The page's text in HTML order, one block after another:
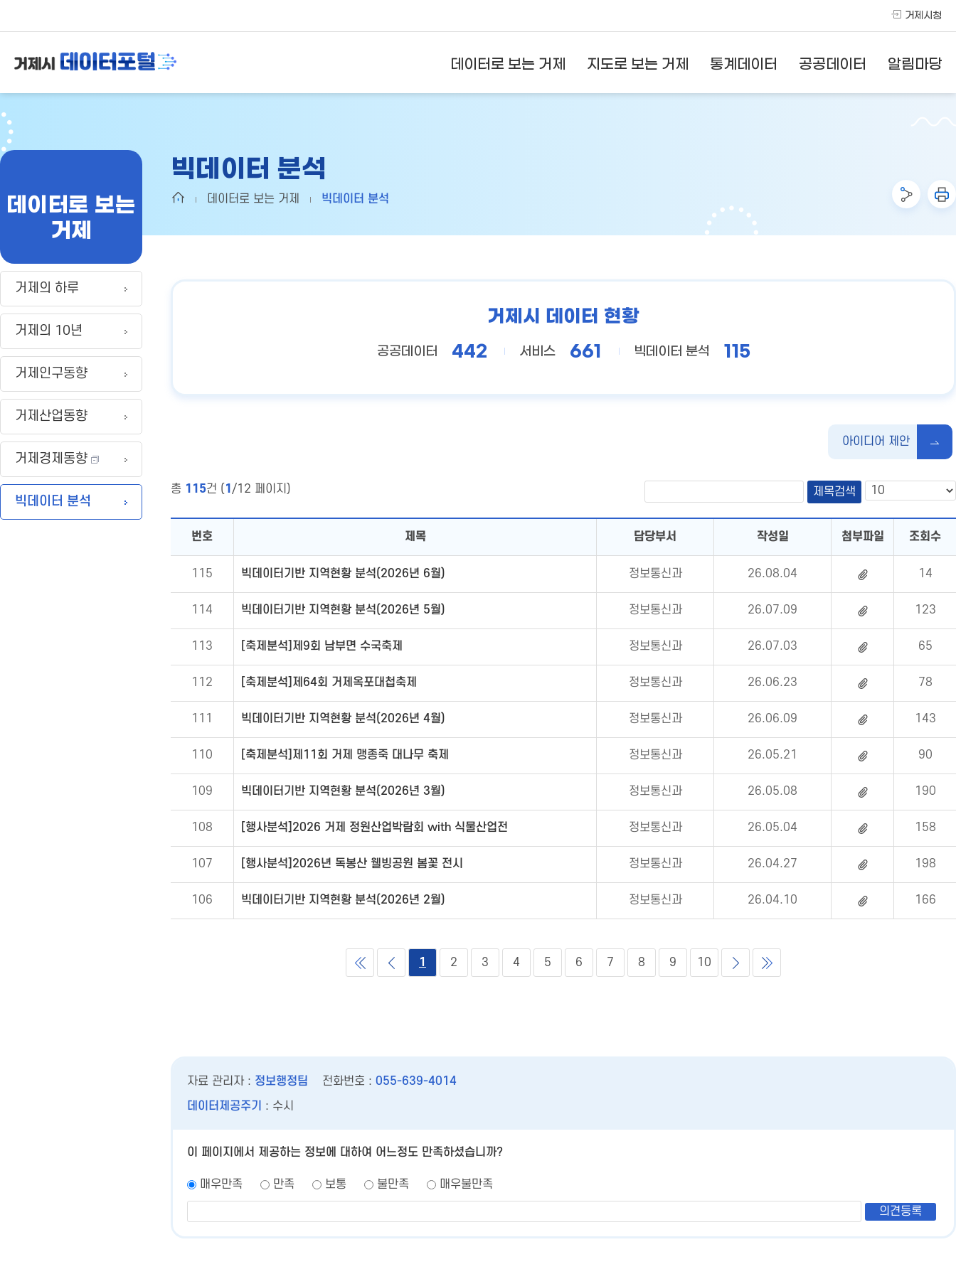
거제시청
데이터로 보는 거제 지도로 보는 거제 통계데이터 공공데이터 알림마당
데이터로 보는
거제
거제의 하루
거제의 10년
거제인구동향
거제산업동향
거제경제동향
빅데이터 분석
빅데이터 분석
데이터로 보는 거제 빅데이터 분석
거제시 데이터 현황
공공데이터 442 서비스 661 빅데이터 분석 115
아이디어 제안
총 115건 ( 1 /12 페이지)
번호 제목 담당부서 작성일 첨부파일 조회수
115 빅데이터기반 지역현황 분석(2026년 6월) 정보통신과 26.08.04 14
114 빅데이터기반 지역현황 분석(2026년 5월) 정보통신과 26.07.09 123
113 [축제분석]제9회 남부면 수국축제 정보통신과 26.07.03 65
112 [축제분석]제64회 거제옥포대첩축제 정보통신과 26.06.23 78
111 빅데이터기반 지역현황 분석(2026년 4월) 정보통신과 26.06.09 143
110 [축제분석]제11회 거제 맹종죽 대나무 축제 정보통신과 26.05.21 90
109 빅데이터기반 지역현황 분석(2026년 3월) 정보통신과 26.05.08 190
108 [행사분석]2026 거제 정원산업박람회 with 식물산업전 정보통신과 26.05.04 158
107 [행사분석]2026년 독봉산 웰빙공원 봄꽃 전시 정보통신과 26.04.27 198
106 빅데이터기반 지역현황 분석(2026년 2월) 정보통신과 26.04.10 166
1 2 3 4 5 6 7 8 9 10
자료 관리자 : 정보행정팀 전화번호 : 055-639-4014
데이터제공주기
: 수시
이 페이지에서 제공하는 정보에 대하여 어느정도 만족하셨습니까?
매우만족 만족 보통 불만족 매우불만족